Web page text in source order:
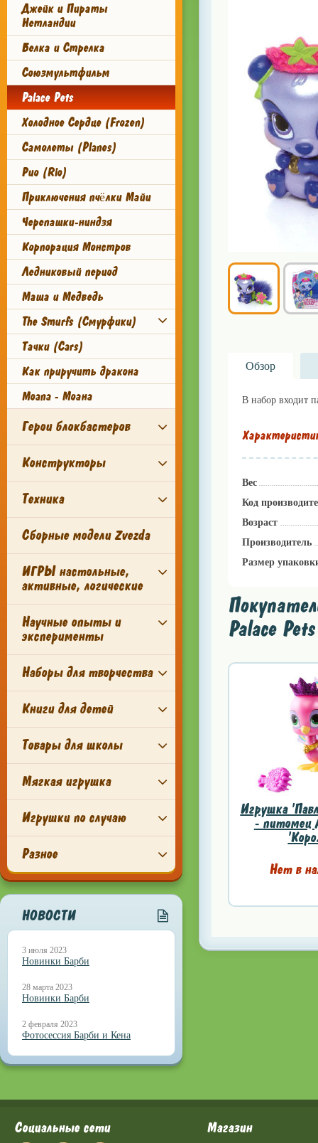
Джейк и Пираты
Нетландии
Белка и Стрелка
Союзмультфильм
Palace Pets
Холодное Сердце (Frozen)
Самолеты (Planes)
Рио (Rio)
Приключения пчёлки Майи
Черепашки-ниндзя
Корпорация Монстров
Ледниковый период
Маша и Медведь
The Smurfs (Смурфики)
Тачки (Cars)
Как приручить дракона
Moana - Моана
Герои блокбастеров
Конструкторы
Техника
Сборные модели Zvezda
ИГРЫ настольные,
активные, логические
Научные опыты и
эксперименты
Наборы для творчества
Книги для детей
Товары для школы
Мягкая игрушка
Игрушки по случаю
Разное
НОВОСТИ
3 июля 2023
Новинки Барби
28 марта 2023
Новинки Барби
2 февраля 2023
Фотосессия Барби и Кена
Обзор
В набор входит
Вес
Код
Возраст
Производитель
Размер
Palace
Игрушка
- питомец
Нет в
Социальные сети Магазин